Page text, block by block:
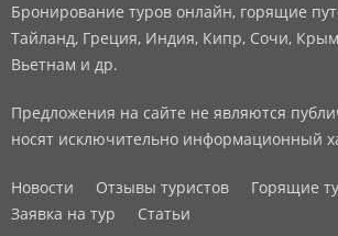
Бронирование туров онлайн, горящие
Тайланд, Греция, Индия, Кипр, Сочи,
Вьетнам и др.
Предложения на сайте не являются
носят исключительно информационный
Новости Отзывы туристов
Горящие
Заявка на тур
Статьи